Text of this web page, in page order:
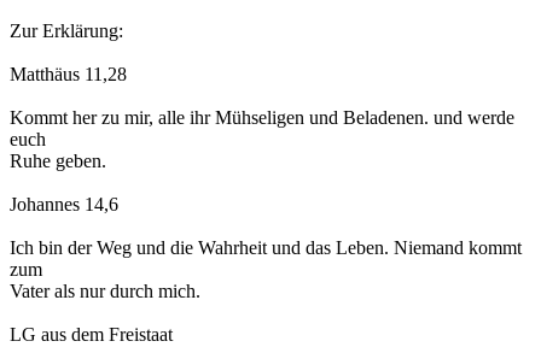
Zur Erklärung:
Matthäus 11,28
Kommt her zu mir, alle ihr Mühseligen und Beladenen. und werde
euch
Ruhe geben.
Johannes 14,6
Ich bin der Weg und die Wahrheit und das Leben. Niemand kommt
zum
Vater als nur durch mich.
LG aus dem Freistaat